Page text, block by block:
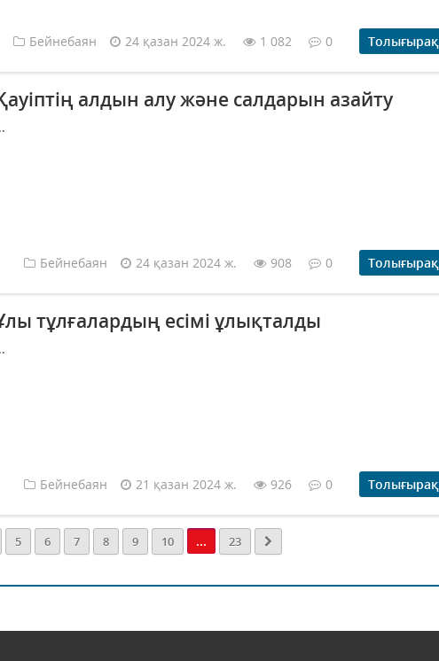
Бейнебаян 24 қазан 2024 ж. 1 082 0 Толығырақ
алдын алу және салдарын азайту
Бейнебаян 24 қазан 2024 ж. 908 0 Толығырақ
тұлғалардың есімі ұлықталды
Бейнебаян 21 қазан 2024 ж. 926 0 Толығырақ
5 6 7 8 9 10 ... 23